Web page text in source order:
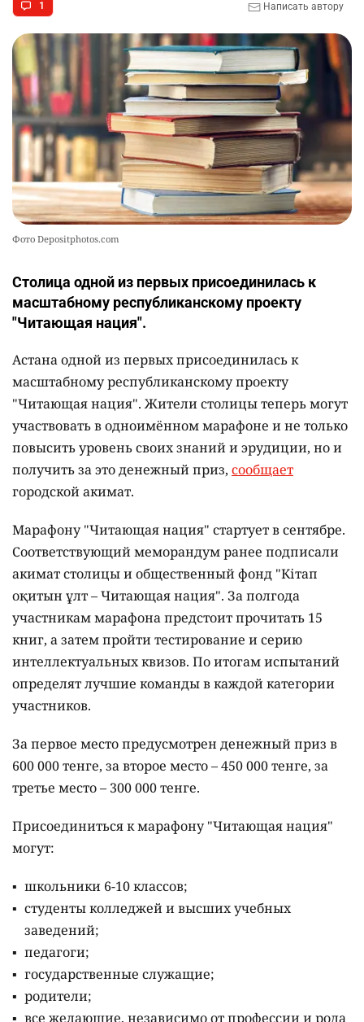
1 Написать автору
Фото Depositphotos.com
Столица одной из первых присоединилась к
масштабному республиканскому проекту
"Читающая нация".
Астана одной из первых присоединилась к
масштабному республиканскому проекту
"Читающая нация". Жители столицы теперь могут
участвовать в одноимённом марафоне и не только
повысить уровень своих знаний и эрудиции, но и
получить за это денежный приз, сообщает
городской акимат.
Марафону "Читающая нация" стартует в сентябре.
Соответствующий меморандум ранее подписали
акимат столицы и общественный фонд "Кітап
оқитын ұлт – Читающая нация". За полгода
участникам марафона предстоит прочитать 15
книг, а затем пройти тестирование и серию
интеллектуальных квизов. По итогам испытаний
определят лучшие команды в каждой категории
участников.
За первое место предусмотрен денежный приз в
600 000 тенге, за второе место – 450 000 тенге, за
третье место – 300 000 тенге.
Присоединиться к марафону "Читающая нация"
могут:
школьники 6-10 классов;
студенты колледжей и высших учебных
заведений;
педагоги;
государственные служащие;
родители;
все желающие, независимо от профессии и рода